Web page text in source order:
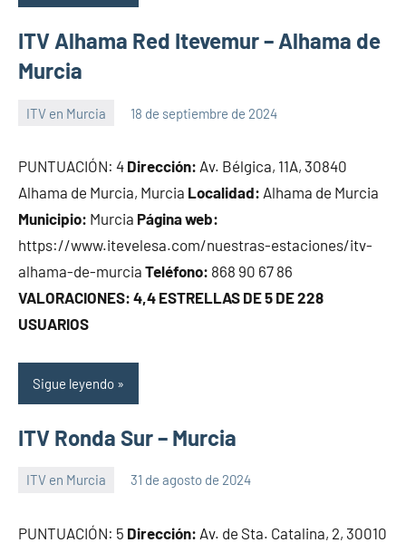
ITV Alhama Red Itevemur – Alhama de
Murcia
ITV en Murcia 18 de septiembre de 2024
PUNTUACIÓN: 4 Dirección: Av. Bélgica, 11A, 30840
Alhama de Murcia, Murcia Localidad: Alhama de Murcia
Municipio: Murcia Página web:
https://www.itevelesa.com/nuestras-estaciones/itv-
alhama-de-murcia Teléfono: 868 90 67 86
VALORACIONES: 4,4 ESTRELLAS DE 5 DE 228
USUARIOS
Sigue leyendo
ITV Ronda Sur – Murcia
ITV en Murcia 31 de agosto de 2024
PUNTUACIÓN: 5 Dirección: Av. de Sta. Catalina, 2, 30010